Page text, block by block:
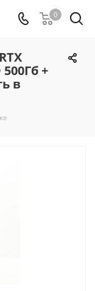
0
500Гб +
в